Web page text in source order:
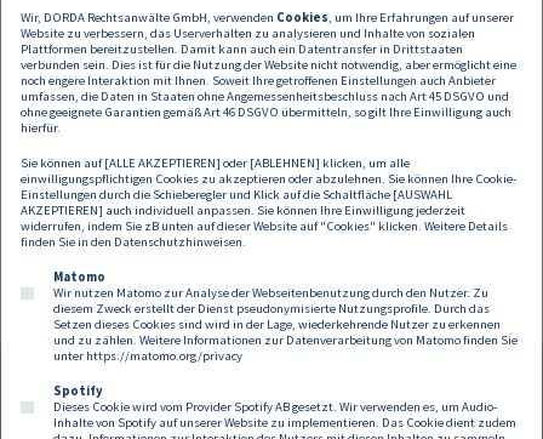
Martin Brodey
Partner
martin.brodey@dorda.at
Kontakt Datenschutz Impressum
Wir, DORDA Rechtsanwälte GmbH, verwenden Cookies, um Ihre Erfahrungen auf unserer
Website zu verbessern, das Userverhalten zu analysieren und Inhalte von sozialen
Plattformen bereitzustellen. Damit kann auch ein Datentransfer in Drittstaaten
verbunden sein. Dies ist für die Nutzung der Website nicht notwendig, aber ermöglicht eine
noch engere Interaktion mit Ihnen. Soweit Ihre getroffenen Einstellungen auch Anbieter
umfassen, die Daten in Staaten ohne Angemessenheitsbeschluss nach Art 45 DSGVO und
ohne geeignete Garantien gemäß Art 46 DSGVO übermitteln, so gilt Ihre Einwilligung auch
hierfür.
Sie können auf [ALLE AKZEPTIEREN] oder [ABLEHNEN] klicken, um alle
einwilligungspflichtigen Cookies zu akzeptieren oder abzulehnen. Sie können Ihre Cookie-
Einstellungen durch die Schieberegler und Klick auf die Schaltfläche [AUSWAHL
AKZEPTIEREN] auch individuell anpassen. Sie können Ihre Einwilligung jederzeit
widerrufen, indem Sie zB unten auf dieser Website auf "Cookies" klicken. Weitere Details
finden Sie in den Datenschutzhinweisen.
Matomo
Wir nutzen Matomo zur Analyse der Webseitenbenutzung durch den Nutzer. Zu
diesem Zweck erstellt der Dienst pseudonymisierte Nutzungsprofile. Durch das
Setzen dieses Cookies sind wird in der Lage, wiederkehrende Nutzer zu erkennen
und zu zählen. Weitere Informationen zur Datenverarbeitung von Matomo finden Sie
unter https://matomo.org/privacy
Spotify
Dieses Cookie wird vom Provider Spotify AB gesetzt. Wir verwenden es, um Audio-
Inhalte von Spotify auf unserer Website zu implementieren. Das Cookie dient zudem